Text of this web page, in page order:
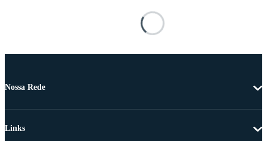
Nossa Rede
Links